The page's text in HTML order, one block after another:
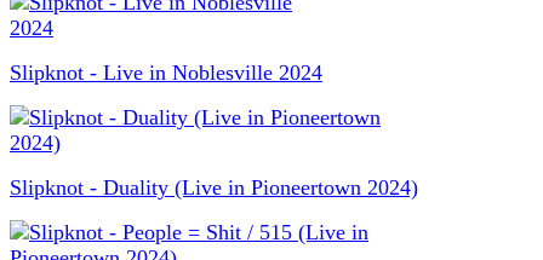
Slipknot - Live in Noblesville 2024
Slipknot - Duality (Live in Pioneertown 2024)